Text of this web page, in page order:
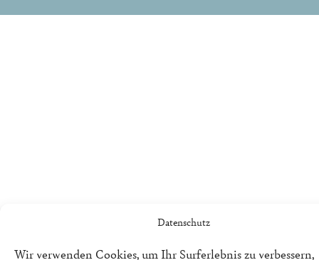
Datenschutz
Wir verwenden Cookies, um Ihr Surferlebnis zu verbessern,